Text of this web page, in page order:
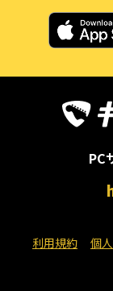
PC
利用規約 個